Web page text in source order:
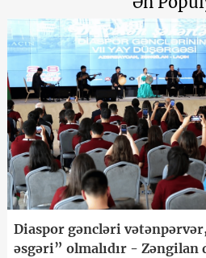
Diaspor gəncləri
əsgəri” olmalıdır - Zəngilan